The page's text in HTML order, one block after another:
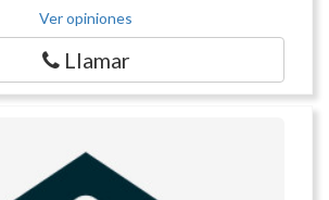
Ver opiniones
Llamar